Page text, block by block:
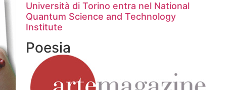
Università di Torino entra nel National
Quantum Science and Technology
Institute
Poesia